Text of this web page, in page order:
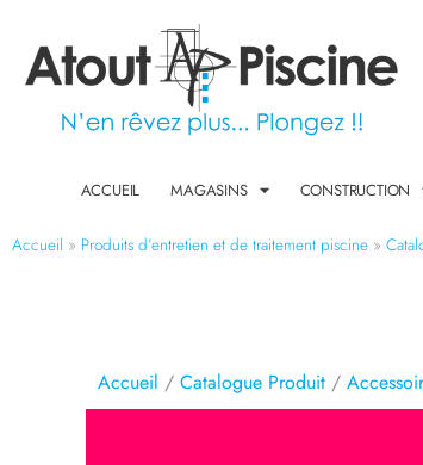
ACCUEIL MAGASINS CONSTRUCTION
Accueil » Produits d’entretien et de traitement piscine​ »
Accueil / Catalogue Produit /